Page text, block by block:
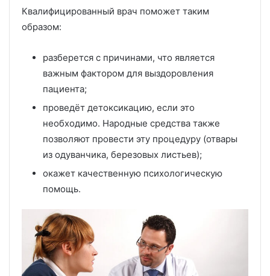
Квалифицированный врач поможет таким
образом:
разберется с причинами, что является
важным фактором для выздоровления
пациента;
проведёт детоксикацию, если это
необходимо. Народные средства также
позволяют провести эту процедуру (отвары
из одуванчика, березовых листьев);
окажет качественную психологическую
помощь.